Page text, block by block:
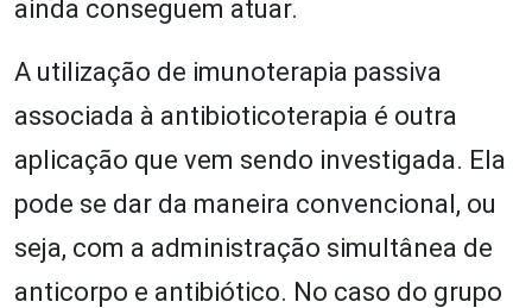
ainda conseguem atuar.
A utilização de imunoterapia passiva
associada à antibioticoterapia é outra
aplicação que vem sendo investigada. Ela
pode se dar da maneira convencional, ou
seja, com a administração simultânea de
anticorpo e antibiótico. No caso do grupo